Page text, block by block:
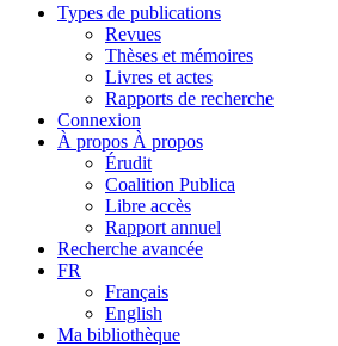
Types de publications
Revues
Thèses et mémoires
Livres et actes
Rapports de recherche
Connexion
À propos À propos
Érudit
Coalition Publica
Libre accès
Rapport annuel
Recherche avancée
FR
Français
English
Ma bibliothèque